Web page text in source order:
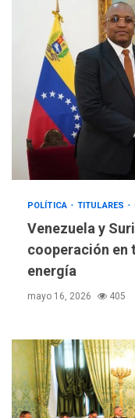
POLÍTICA TITULARES
Venezuela y
cooperación en
energía
mayo 16, 2026 405